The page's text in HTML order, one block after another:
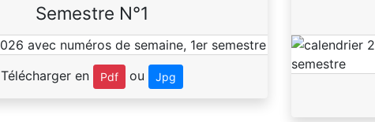
Semestre N°1
Télécharger en Pdf ou Jpg